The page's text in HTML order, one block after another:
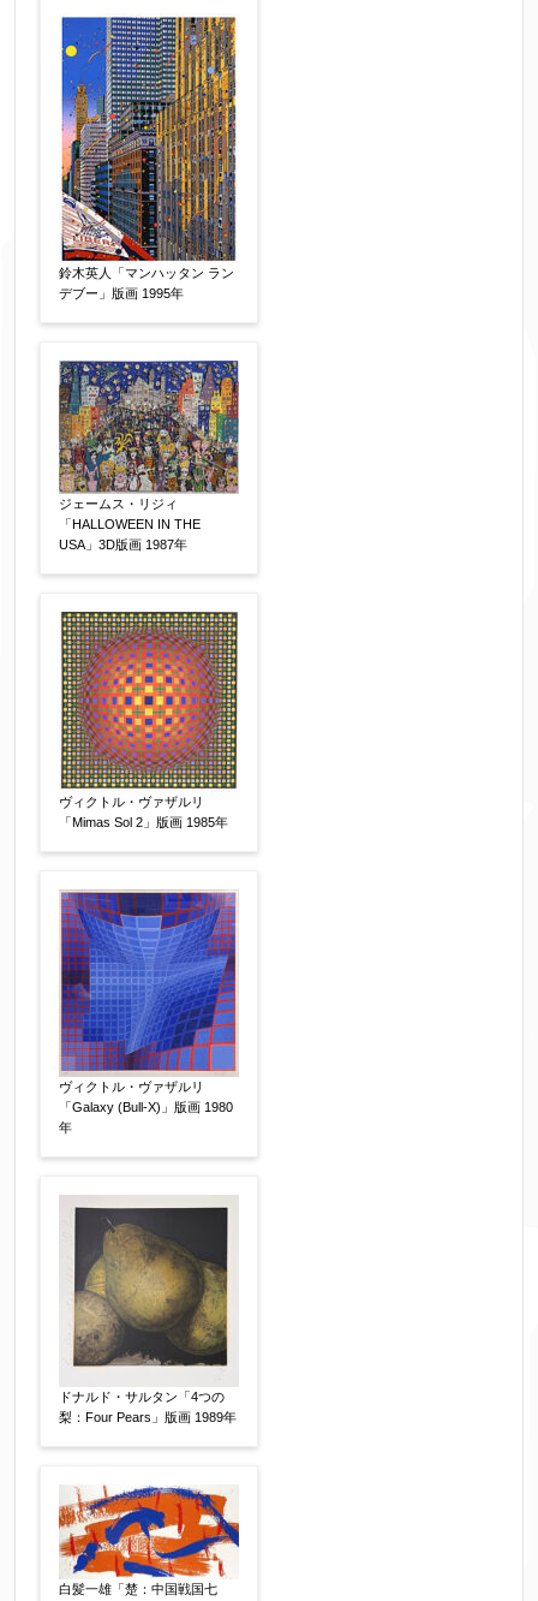
▼
お名前 【必須】
フリガナ 【任意】
メールアドレス 【必須】
※送信完了後こちらのメールアドレス宛に自動で
送信確認メールをお送りします。もし送信確認メ
ールが受信されない場合は、送信が完了していな
いか、アドレス間違え、迷惑メールフィルター等
により弊社からのお返事も受信できない場合がご
ざいますので、お電話(
合わせください。
電話番号 【必須】
※携帯電話などご連絡が取りやすいお電話番号を
お願い致します。
郵便番号 【必須】
↓郵便番号を入力すると住所の最初が自動入力さ
れます。番地以下は任意でも結構です。
ご住所 【必須】
【任意】
鈴木英人「マンハッタン ラン
デブー」版画 1995年
ジェームス・リジィ
「HALLOWEEN IN THE
USA」3D版画 1987年
ヴィクトル・ヴァザルリ
「Mimas Sol 2」版画 1985年
ヴィクトル・ヴァザルリ
「Galaxy (Bull-X)」版画 1980
年
ドナルド・サルタン「4つの
梨：Four Pears」版画 1989年
白髪一雄「楚：中国戦国七